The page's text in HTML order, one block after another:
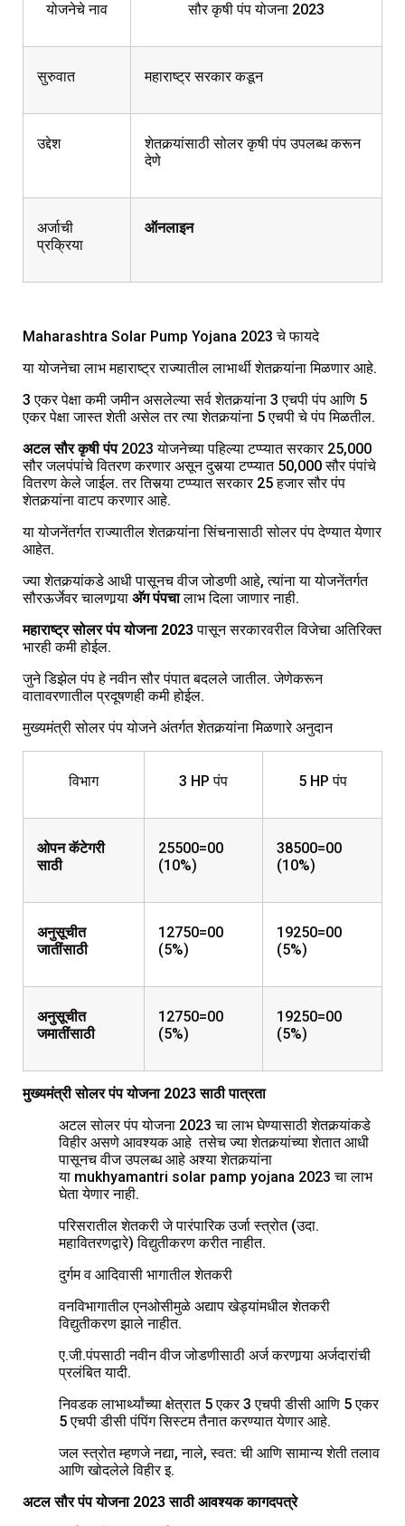
योजनेचे नाव सौर कृषी पंप योजना 2023
सुरुवात महाराष्ट्र सरकार कडून
उद्देश
शेतकर्‍यांसाठी सोलर कृषी पंप उपलब्ध करून
देणे
अर्जाची
प्रक्रिया
ऑनलाइन
Maharashtra Solar Pump Yojana 2023 चे फायदे
या योजनेचा लाभ महाराष्ट्र राज्यातील लाभार्थी शेतकर्‍यांना मिळणार आहे.
3 एकर पेक्षा कमी जमीन असलेल्या सर्व शेतकर्‍यांना 3 एचपी पंप आणि 5
एकर पेक्षा जास्त शेती असेल तर त्या शेतकर्‍यांना 5 एचपी चे पंप मिळतील.
अटल सौर कृषी पंप2023 योजनेच्या पहिल्या टप्प्यात सरकार 25,000
सौर जलपंपांचे वितरण करणार असून दुसर्‍या टप्प्यात 50,000 सौर पंपांचे
वितरण केले जाईल. तर तिसर्‍या टप्प्यात सरकार 25 हजार सौर पंप
शेतकर्‍यांना वाटप करणार आहे.
या योजनेंतर्गत राज्यातील शेतकर्‍यांना सिंचनासाठी सोलर पंप देण्यात येणार
आहेत.
ज्या शेतकर्‍यांकडे आधी पासूनच वीज जोडणी आहे, त्यांना या योजनेंतर्गत
सौरऊर्जेवर चालणार्‍या अ‍ॅग पंपचालाभ दिला जाणार नाही.
महाराष्ट्र सोलर पंप योजना 2023पासून सरकारवरील विजेचा अतिरिक्त
भारही कमी होईल.
जुने डिझेल पंप हे नवीन सौर पंपात बदलले जातील. जेणेकरून
वातावरणातील प्रदूषणही कमी होईल.
मुख्यमंत्री सोलर पंप योजने अंतर्गत शेतकर्‍यांना मिळणारे अनुदान
विभाग 3 HP पंप 5 HP पंप
ओपन कॅटेगरी
साठी
25500=00
(10%)
38500=00
(10%)
अनुसूचीत
जातींसाठी
12750=00
(5%)
19250=00
(5%)
अनुसूचीत
जमातींसाठी
12750=00
(5%)
19250=00
(5%)
मुख्यमंत्री सोलर पंप योजना 2023 साठी पात्रता
अटल सोलर पंप योजना 2023 चा लाभ घेण्यासाठी शेतकर्‍यांकडे
विहीर असणे आवश्यक आहे तसेच ज्या शेतकर्‍यांच्या शेतात आधी
पासूनच वीज उपलब्ध आहे अश्या शेतकर्‍यांना
या mukhyamantri solar pamp yojana 2023 चा लाभ
घेता येणार नाही.
परिसरातील शेतकरी जे पारंपारिक उर्जा स्त्रोत (उदा.
महावितरणद्वारे) विद्युतीकरण करीत नाहीत.
दुर्गम व आदिवासी भागातील शेतकरी
वनविभागातील एनओसीमुळे अद्याप खेड्यांमधील शेतकरी
विद्युतीकरण झाले नाहीत.
ए.जी.पंपसाठी नवीन वीज जोडणीसाठी अर्ज करणार्‍या अर्जदारांची
प्रलंबित यादी.
निवडक लाभार्थ्यांच्या क्षेत्रात 5 एकर 3 एचपी डीसी आणि 5 एकर
5 एचपी डीसी पंपिंग सिस्टम तैनात करण्यात येणार आहे.
जल स्त्रोत म्हणजे नद्या, नाले, स्वत: ची आणि सामान्य शेती तलाव
आणि खोदलेले विहीर इ.
अटल सौर पंप योजना 2023 साठी आवश्यक कागदपत्रे